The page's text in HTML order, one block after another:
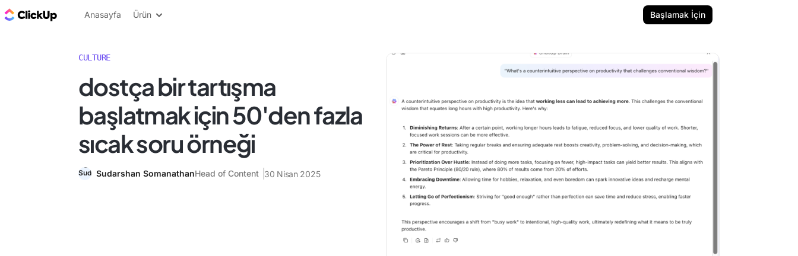
ClickUp Blog
Anasayfa Ürün Başlamak İçin
CULTURE
dostça bir tartışma
başlatmak için 50'den fazla
sıcak soru örneği
Sudarshan SomanathanHead of Content 30 Nisan 2025